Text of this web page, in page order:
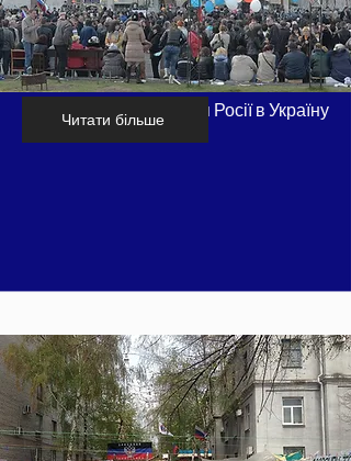
Хронологія вторгнення Росії в Україну
Читати більше